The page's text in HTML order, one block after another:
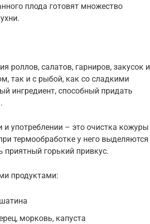
плода готовят множество
роллов, салатов, гарниров, закусок и
так и с рыбой, как со сладкими
ингредиент, способный придать
употреблении – это очистка кожуры
термообработке у него выделяются
приятный горький привкус.
продуктами:
морковь, капуста